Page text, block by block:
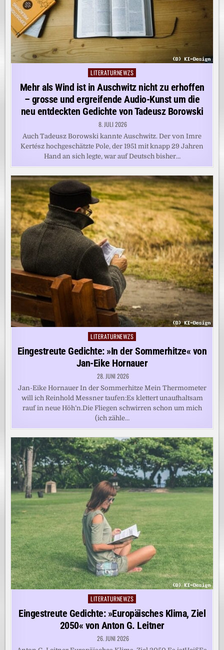
Posted
in
LITERATURNEWZS
Mehr als Wind ist in Auschwitz nicht zu erhoffen
– grosse und ergreifende Audio-Kunst um die
neu entdeckten Gedichte von Tadeusz Borowski
8. JULI 2026
Auch Tadeusz Borowski kannte Auschwitz. Der von Imre
Kertész hochgeschätzte Pole, der 1951 mit knapp 29 Jahren
Hand an sich legte, war auf Deutsch bisher…
Posted
in
LITERATURNEWZS
Eingestreute Gedichte: »In der Sommerhitze« von
Jan-Eike Hornauer
28. JUNI 2026
Jan-Eike Hornauer In der Sommerhitze Mein Thermometer
will ich Reinhold Messner taufen:Es klettert unaufhaltsam
rauf in neue Höh’n.Die Fliegen schwirren schon um mich
(ich zähle…
Posted
in
LITERATURNEWZS
Eingestreute Gedichte: »Europäisches Klima, Ziel
2050« von Anton G. Leitner
26. JUNI 2026